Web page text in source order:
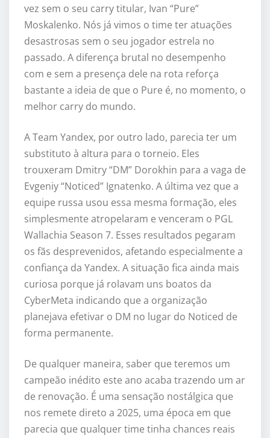
vez sem o seu carry titular, Ivan “Pure”
Moskalenko. Nós já vimos o time ter atuações
desastrosas sem o seu jogador estrela no
passado. A diferença brutal no desempenho
com e sem a presença dele na rota reforça
bastante a ideia de que o Pure é, no momento, o
melhor carry do mundo.
A Team Yandex, por outro lado, parecia ter um
substituto à altura para o torneio. Eles
trouxeram Dmitry “DM” Dorokhin para a vaga de
Evgeniy “Noticed” Ignatenko. A última vez que a
equipe russa usou essa mesma formação, eles
simplesmente atropelaram e venceram o PGL
Wallachia Season 7. Esses resultados pegaram
os fãs desprevenidos, afetando especialmente a
confiança da Yandex. A situação fica ainda mais
curiosa porque já rolavam uns boatos da
CyberMeta indicando que a organização
planejava efetivar o DM no lugar do Noticed de
forma permanente.
De qualquer maneira, saber que teremos um
campeão inédito este ano acaba trazendo um ar
de renovação. É uma sensação nostálgica que
nos remete direto a 2025, uma época em que
parecia que qualquer time tinha chances reais